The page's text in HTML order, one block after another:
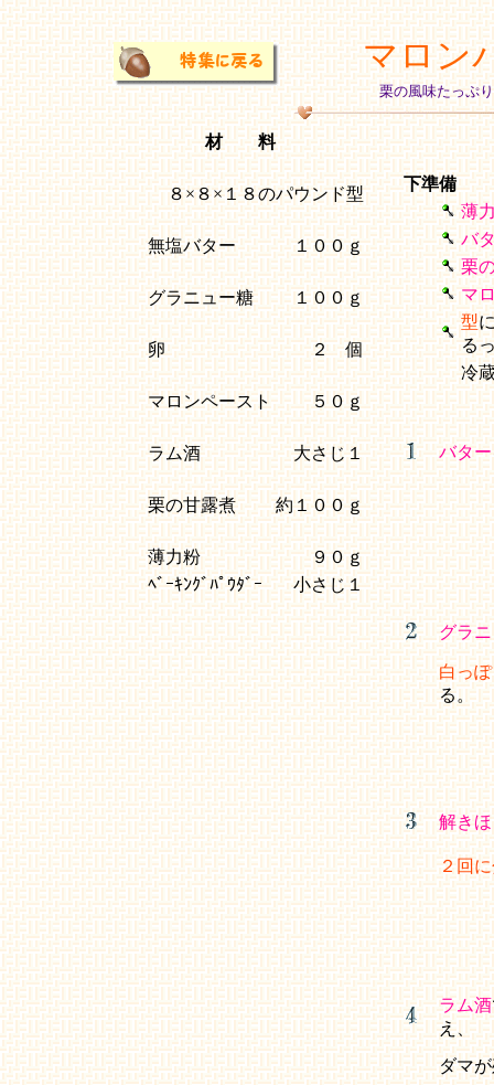
マロン
栗の風味たっぷ
材 料
８×８×１８のパウンド型
無塩バター １００ｇ
グラニュー糖 １００ｇ
卵 ２ 個
マロンペースト ５０ｇ
ラム酒 大さじ１
栗の甘露煮 約１００ｇ
薄力粉
９０ｇ
ﾍﾞｰｷﾝｸﾞﾊﾟｳﾀﾞｰ
小さじ１
下準備
薄
バ
栗
マ
型
る
冷
バター
グラ
白っぽ
る。
解き
２回
ラム酒
え、
ダマ